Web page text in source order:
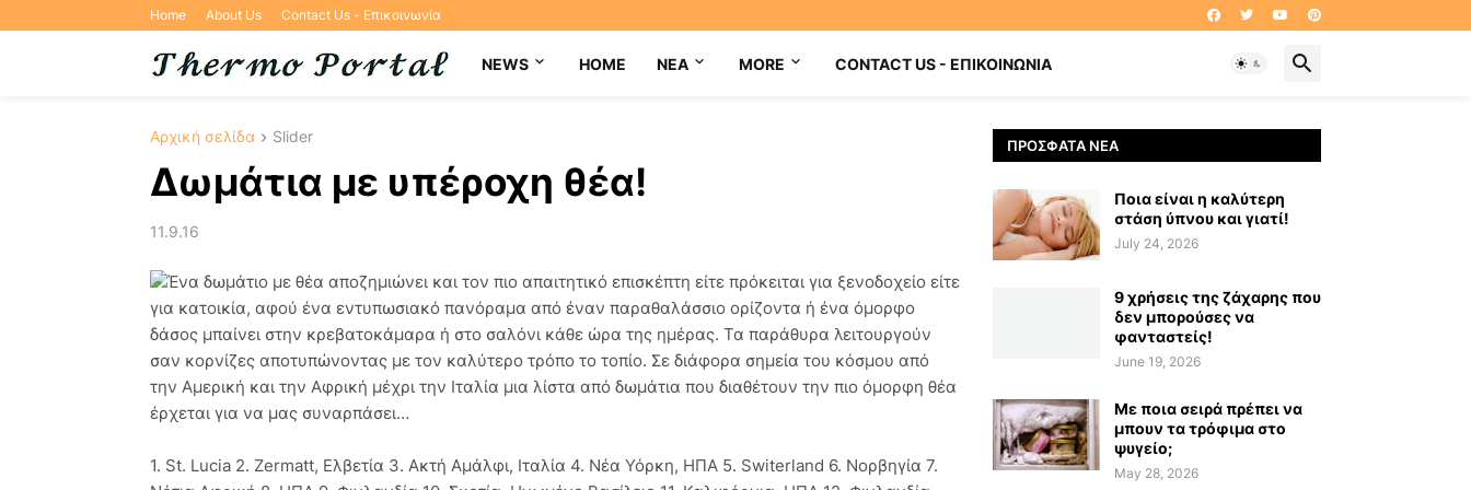
Home About Us Contact Us - Επικοινωνία
NEWS HOME NEA MORE CONTACT US - ΕΠΙΚΟΙΝΩΝΊΑ
Αρχική σελίδα Slider
Δωμάτια με υπέροχη θέα!
11.9.16
Ένα δωμάτιο με θέα αποζημιώνει και τον πιο απαιτητικό επισκέπτη είτε πρόκειται για ξενοδοχείο είτε
για κατοικία, αφού ένα εντυπωσιακό πανόραμα από έναν παραθαλάσσιο ορίζοντα ή ένα όμορφο
δάσος μπαίνει στην κρεβατοκάμαρα ή στο σαλόνι κάθε ώρα της ημέρας. Τα παράθυρα λειτουργούν
σαν κορνίζες αποτυπώνοντας με τον καλύτερο τρόπο το τοπίο. Σε διάφορα σημεία του κόσμου από
την Αμερική και την Αφρική μέχρι την Ιταλία μια λίστα από δωμάτια που διαθέτουν την πιο όμορφη θέα
έρχεται για να μας συναρπάσει…
1. St. Lucia 2. Zermatt, Ελβετία 3. Ακτή Αμάλφι, Ιταλία 4. Νέα Υόρκη, ΗΠΑ 5. Switerland 6. Νορβηγία 7.
ΠΡΌΣΦΑΤΑ ΝΈΑ
Ποια είναι η καλύτερη
στάση ύπνου και γιατί!
July 24, 2026
9 χρήσεις της ζάχαρης που
δεν μπορούσες να
φανταστείς!
June 19, 2026
Με ποια σειρά πρέπει να
μπουν τα τρόφιμα στο
ψυγείο;
May 28, 2026